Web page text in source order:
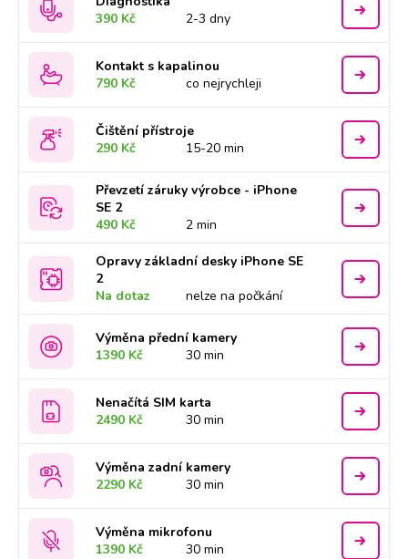
390 Kč
2-3 dny
Kontakt s kapalinou
790 Kč
co nejrychleji
Čištění přístroje
290 Kč
15-20 min
Převzetí záruky výrobce - iPhone
SE 2
490 Kč
2 min
Opravy základní desky iPhone SE
2
Na dotaz
nelze na počkání
Výměna přední kamery
1390 Kč
30 min
Nenačítá SIM karta
2490 Kč
30 min
Výměna zadní kamery
2290 Kč
30 min
Výměna mikrofonu
1390 Kč
30 min